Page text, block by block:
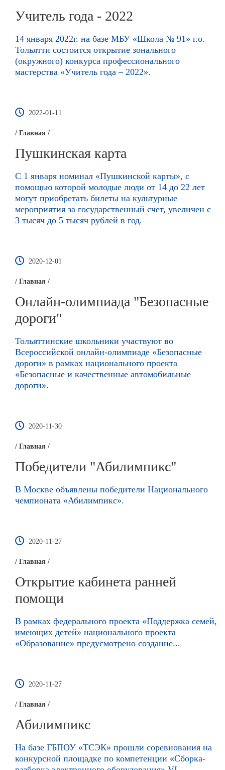
Учитель года - 2022
14 января 2022г. на базе МБУ «Школа № 91» г.о.
Тольятти состоится открытие зонального
(окружного) конкурса профессионального
мастерства «Учитель года – 2022».
2022-01-11
/ Главная /
Пушкинская карта
С 1 января номинал «Пушкинской карты», с
помощью которой молодые люди от 14 до 22 лет
могут приобретать билеты на культурные
мероприятия за государственный счет, увеличен с
3 тысяч до 5 тысяч рублей в год.
2020-12-01
/ Главная /
Онлайн-олимпиада "Безопасные
дороги"
Тольяттинские школьники участвуют во
Всероссийской онлайн-олимпиаде «Безопасные
дороги» в рамках национального проекта
«Безопасные и качественные автомобильные
дороги».
2020-11-30
/ Главная /
Победители "Абилимпикс"
В Москве объявлены победители Национального
чемпионата «Абилимпикс».
2020-11-27
/ Главная /
Открытие кабинета ранней
помощи
В рамках федерального проекта «Поддержка семей,
имеющих детей» национального проекта
«Образование» предусмотрено создание...
2020-11-27
/ Главная /
Абилимпикс
На базе ГБПОУ «ТСЭК» прошли соревнования на
конкурсной площадке по компетенции «Сборка-